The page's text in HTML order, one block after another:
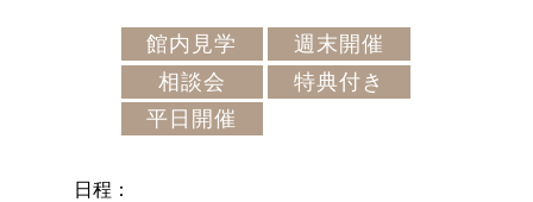
館内見学
週末開催
相談会
特典付き
平日開催
日程